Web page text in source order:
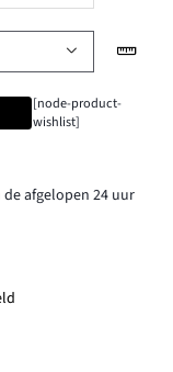
[node-product-
wishlist]
afgelopen 24 uur